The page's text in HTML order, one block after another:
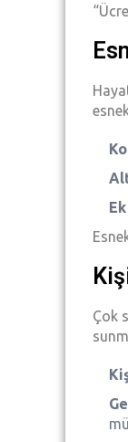
Çok